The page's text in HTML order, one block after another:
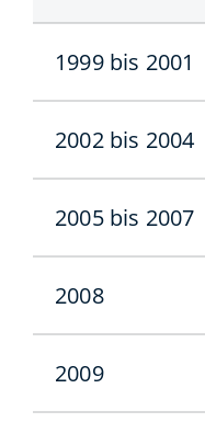
1999 bis 2001
2002 bis 2004
2005 bis 2007
2008
2009